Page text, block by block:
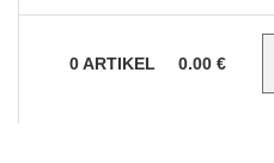
0ARTIKEL 0.00 €